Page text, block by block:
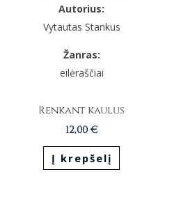
Autorius:
Vytautas Stankus
Žanras:
eilėraščiai
Renkant kaulus
12,00 €
Į krepšelį